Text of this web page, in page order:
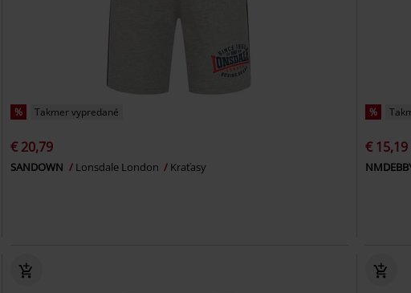
% Takmer vypredané
€ 20,79
SANDOWN Lonsdale London Kraťasy
%
€ 15,19